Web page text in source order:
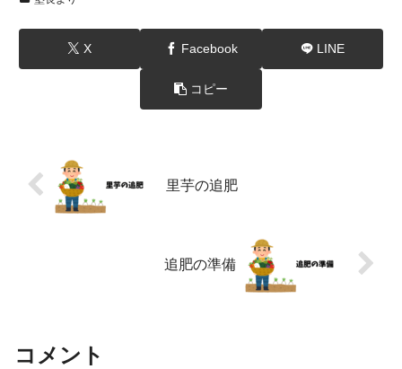
X Facebook LINE
コピー
里芋の追肥
追肥の準備
コメント